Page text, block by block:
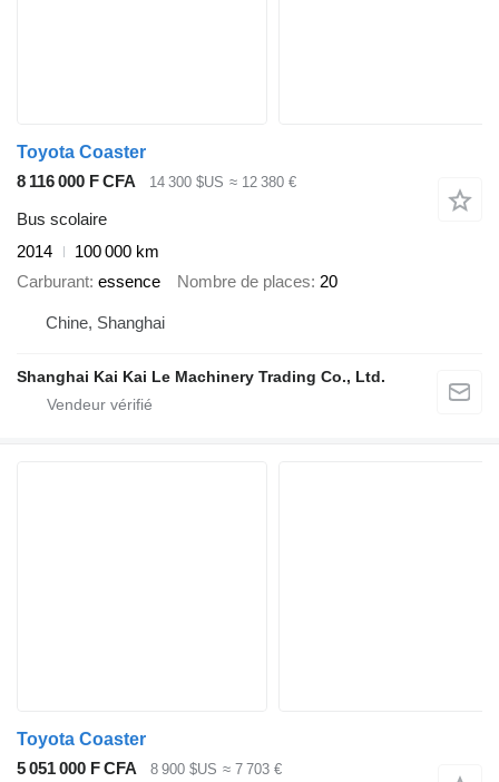
Toyota Coaster
8 116 000 F CFA
14 300 $US ≈ 12 380 €
Bus scolaire
2014
100 000 km
Carburant essence Nombre de places 20
Chine, Shanghai
Shanghai Kai Kai Le Machinery Trading Co., Ltd.
Toyota Coaster
5 051 000 F CFA
8 900 $US ≈ 7 703 €